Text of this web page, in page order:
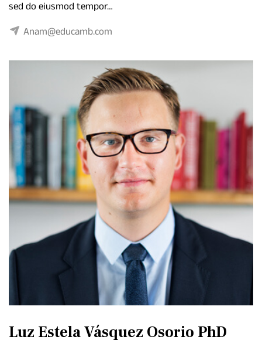
sed do eiusmod tempor…
Anam@educamb.com
Luz Estela Vásquez Osorio PhD